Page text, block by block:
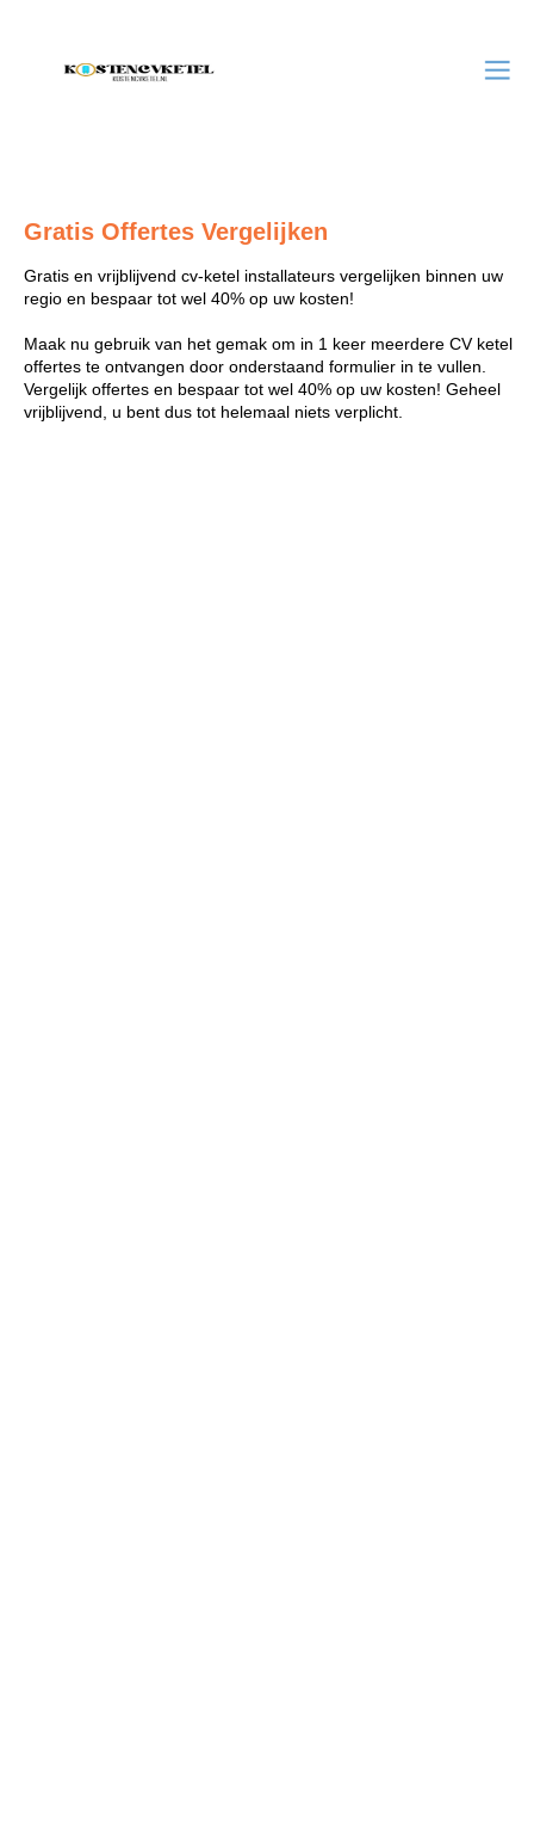
Gratis Offertes Vergelijken
Gratis en vrijblijvend cv-ketel installateurs vergelijken binnen uw
regio en bespaar tot wel 40% op uw kosten!
Maak nu gebruik van het gemak om in 1 keer meerdere CV ketel
offertes te ontvangen door onderstaand formulier in te vullen.
Vergelijk offertes en bespaar tot wel 40% op uw kosten! Geheel
vrijblijvend, u bent dus tot helemaal niets verplicht.